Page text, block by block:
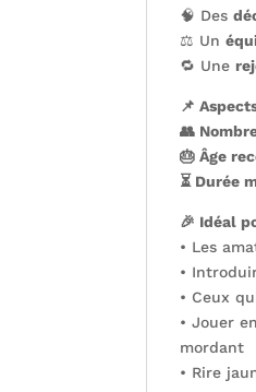
🧠 Des
⚖️ Un
🔁 Une
📌
👥
🎂 Âge
⏳ Durée
🎉 Idéal
• Les
•
• Ceux
• Jouer
mordant
• Rire